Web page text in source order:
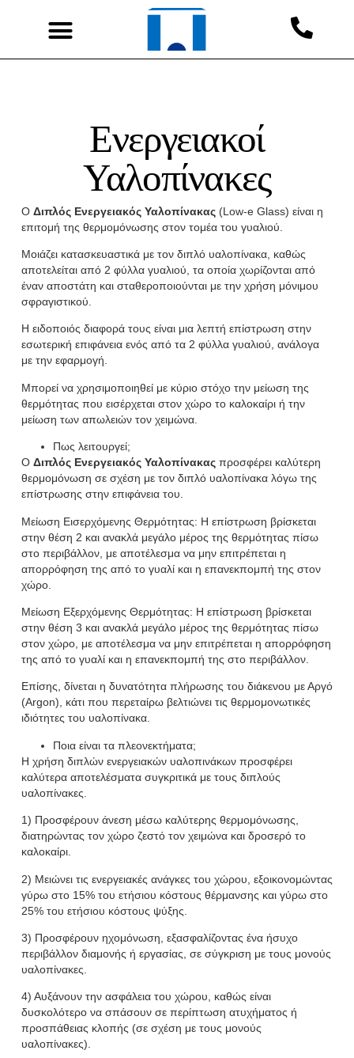
Ενεργειακοί
Υαλοπίνακες
Ο Διπλός Ενεργειακός Υαλοπίνακας(Low-e Glass) είναι η
επιτομή της θερμομόνωσης στον τομέα του γυαλιού.
Μοιάζει κατασκευαστικά με τον διπλό υαλοπίνακα, καθώς
αποτελείται από 2 φύλλα γυαλιού, τα οποία χωρίζονται από
έναν αποστάτη και σταθεροποιούνται με την χρήση μόνιμου
σφραγιστικού.
Η ειδοποιός διαφορά τους είναι μια λεπτή επίστρωση στην
εσωτερική επιφάνεια ενός από τα 2 φύλλα γυαλιού, ανάλογα
με την εφαρμογή.
Μπορεί να χρησιμοποιηθεί με κύριο στόχο την μείωση της
θερμότητας που εισέρχεται στον χώρο το καλοκαίρι ή την
μείωση των απωλειών τον χειμώνα.
Πως λειτουργεί;
Ο Διπλός Ενεργειακός Υαλοπίνακαςπροσφέρει καλύτερη
θερμομόνωση σε σχέση με τον διπλό υαλοπίνακα λόγω της
επίστρωσης στην επιφάνεια του.
Μείωση Εισερχόμενης Θερμότητας: Η επίστρωση βρίσκεται
στην θέση 2 και ανακλά μεγάλο μέρος της θερμότητας πίσω
στο περιβάλλον, με αποτέλεσμα να μην επιτρέπεται η
απορρόφηση της από το γυαλί και η επανεκπομπή της στον
χώρο.
Μείωση Εξερχόμενης Θερμότητας: Η επίστρωση βρίσκεται
στην θέση 3 και ανακλά μεγάλο μέρος της θερμότητας πίσω
στον χώρο, με αποτέλεσμα να μην επιτρέπεται η απορρόφηση
της από το γυαλί και η επανεκπομπή της στο περιβάλλον.
Επίσης, δίνεται η δυνατότητα πλήρωσης του διάκενου με Αργό
(Argon), κάτι που περεταίρω βελτιώνει τις θερμομονωτικές
ιδιότητες του υαλοπίνακα.
Ποια είναι τα πλεονεκτήματα;
Η χρήση διπλών ενεργειακών υαλοπινάκων προσφέρει
καλύτερα αποτελέσματα συγκριτικά με τους διπλούς
υαλοπίνακες.
1) Προσφέρουν άνεση μέσω καλύτερης θερμομόνωσης,
διατηρώντας τον χώρο ζεστό τον χειμώνα και δροσερό το
καλοκαίρι.
2) Μειώνει τις ενεργειακές ανάγκες του χώρου, εξοικονομώντας
γύρω στο 15% του ετήσιου κόστους θέρμανσης και γύρω στο
25% του ετήσιου κόστους ψύξης.
3) Προσφέρουν ηχομόνωση, εξασφαλίζοντας ένα ήσυχο
περιβάλλον διαμονής ή εργασίας, σε σύγκριση με τους μονούς
υαλοπίνακες.
4) Αυξάνουν την ασφάλεια του χώρου, καθώς είναι
δυσκολότερο να σπάσουν σε περίπτωση ατυχήματος ή
προσπάθειας κλοπής (σε σχέση με τους μονούς
υαλοπίνακες).